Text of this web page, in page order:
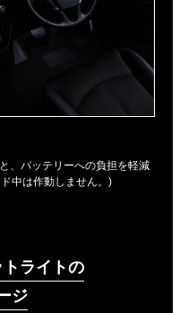
、バッテリーへの負担を軽減
中は作動しません。)
ライトの
ジ